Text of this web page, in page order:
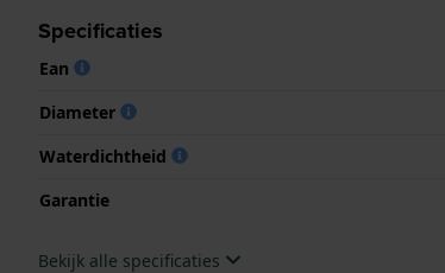
Specificaties
Ean
Diameter
Waterdichtheid
Garantie
Bekijk alle specificaties